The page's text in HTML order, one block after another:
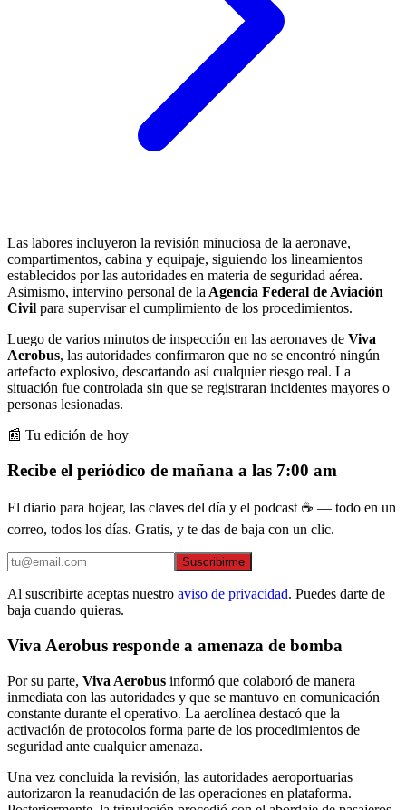
Las labores incluyeron la revisión minuciosa de la aeronave,
compartimentos, cabina y equipaje, siguiendo los lineamientos
establecidos por las autoridades en materia de seguridad aérea.
Asimismo, intervino personal de la Agencia Federal de Aviación
Civil para supervisar el cumplimiento de los procedimientos.
Luego de varios minutos de inspección en las aeronaves de Viva
Aerobus, las autoridades confirmaron que no se encontró ningún
artefacto explosivo, descartando así cualquier riesgo real. La
situación fue controlada sin que se registraran incidentes mayores o
personas lesionadas.
📰 Tu edición de hoy
Recibe el periódico de mañana a las 7:00 am
El diario para hojear, las claves del día y el podcast ☕ — todo en un
correo, todos los días. Gratis, y te das de baja con un clic.
Suscribirme
Al suscribirte aceptas nuestro aviso de privacidad. Puedes darte de
baja cuando quieras.
Viva Aerobus responde a amenaza de bomba
Por su parte, Viva Aerobus informó que colaboró de manera
inmediata con las autoridades y que se mantuvo en comunicación
constante durante el operativo. La aerolínea destacó que la
activación de protocolos forma parte de los procedimientos de
seguridad ante cualquier amenaza.
Una vez concluida la revisión, las autoridades aeroportuarias
autorizaron la reanudación de las operaciones en plataforma.